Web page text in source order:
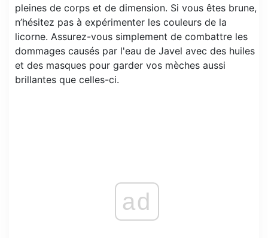
pleines de corps et de dimension. Si vous êtes brune,
n’hésitez pas à expérimenter les couleurs de la
licorne. Assurez-vous simplement de combattre les
dommages causés par l'eau de Javel avec des huiles
et des masques pour garder vos mèches aussi
brillantes que celles-ci.
ad